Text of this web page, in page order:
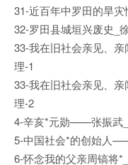
31-近百年中罗田的旱
32-罗田县城垣兴废史_
33-我在旧社会亲见、
理-1
33-我在旧社会亲见、
理-2
4-辛亥*元勋——张振武
5-中国社会*的创始人
6-怀念我的父亲周镐将